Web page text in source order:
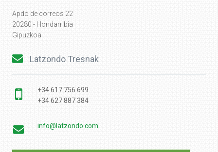
Apdo de correos 22
20280 - Hondarribia
Gipuzkoa
Latzondo Tresnak
+34 617 756 699
+34 627 887 384
info@latzondo.com